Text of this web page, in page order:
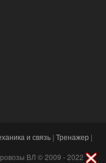
и связь | Тренажер |
ВЛ © 2009 - 2022